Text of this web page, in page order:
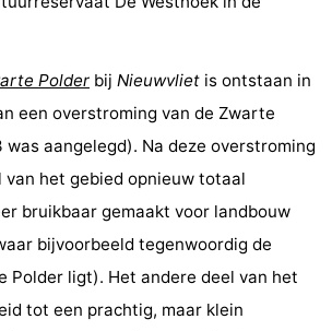
Polder bij Nieuwvliet is ontstaan in
een overstroming van de Zwarte
was aangelegd). Na deze overstroming
van het gebied opnieuw totaal
bruikbaar gemaakt voor landbouw
bijvoorbeeld tegenwoordig de
Polder ligt). Het andere deel van het
tot een prachtig, maar klein